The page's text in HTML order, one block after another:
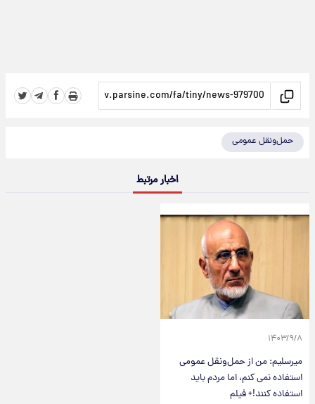
حمل‌ونقل عمومی
اخبار مرتبط
۱۴۰۳/۹/۸
میرسلیم: من از حمل‌ونقل عمومی
استفاده نمی کنم، اما مردم باید
استفاده کنند!+ فیلم